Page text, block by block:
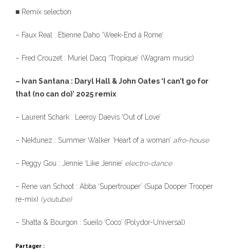
■ Remix selection
– Faux Real : Etienne Daho ‘Week-End à Rome’
– Fred Crouzet : Muriel Dacq ‘Tropique’ (Wagram music)
– Ivan Santana : Daryl Hall & John Oates ‘I can’t go for
that (no can do)’ 2025 remix
– Laurent Schark : Leeroy Daevis ‘Out of Love’
– Nektunez : Summer Walker ‘Heart of a woman’ afro-house
– Peggy Gou : Jennie ‘Like Jennie’ electro-dance
– Rene van Schoot : Abba ‘Supertrouper’ (Supa Dooper Trooper
re-mix) (youtube)
– Shatta & Bourgon : Sueilo ‘Coco’ (Polydor-Universal)
Partager :